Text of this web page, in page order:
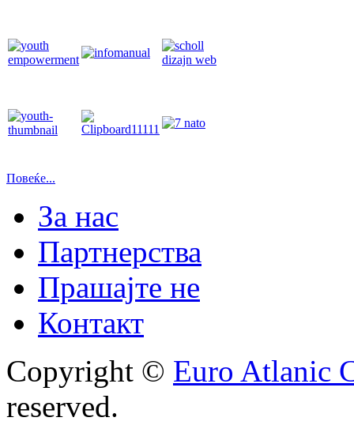
Повеќе...
За нас
Партнерства
Прашајте не
Контакт
Copyright © Euro Atlanic
reserved.